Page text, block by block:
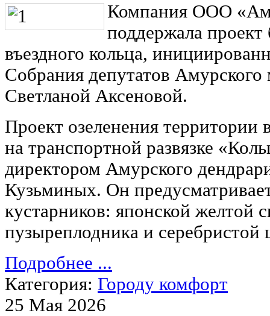
Компания ООО
поддержала проект
въездного кольца,
Собрания депутатов
Светланой Аксеновой.
Проект озеленения
на транспортной развязке
директором Амурского
Кузьминых. Он
кустарников: японской желтой
пузыреплодника и
Подробнее ...
Категория: Городу комфорт
25 Мая 2026